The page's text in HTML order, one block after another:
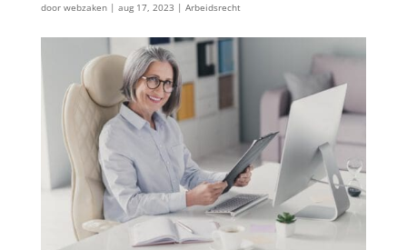
door webzaken| aug 17, 2023 | Arbeidsrecht